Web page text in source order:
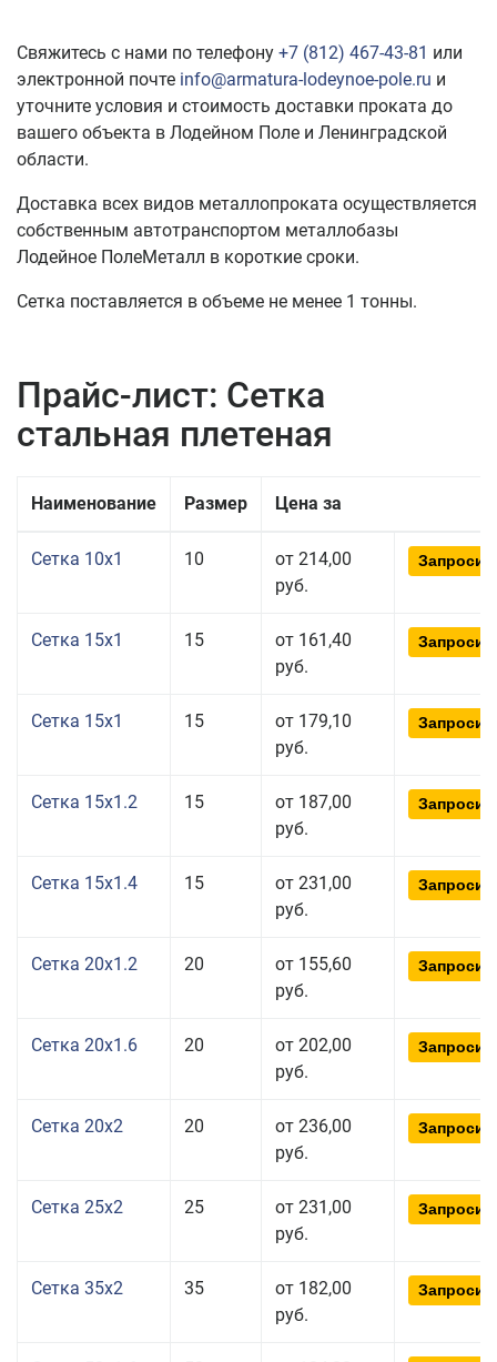
Свяжитесь с нами по телефону +7 (812) 467-43-81 или
электронной почте info@armatura-lodeynoe-pole.ru и
уточните условия и стоимость доставки проката до
вашего объекта в Лодейном Поле и Ленинградской
области.
Доставка всех видов металлопроката осуществляется
собственным автотранспортом металлобазы
Лодейное ПолеМеталл в короткие сроки.
Сетка поставляется в объеме не менее 1 тонны.
Прайс-лист: Сетка
стальная плетеная
Наименование Размер Цена за
Сетка 10x1 10
от 214,00
руб.
Сетка 15x1 15
от 161,40
руб.
Сетка 15x1 15
от 179,10
руб.
Сетка 15x1.2 15
от 187,00
руб.
Сетка 15x1.4 15
от 231,00
руб.
Сетка 20x1.2 20
от 155,60
руб.
Сетка 20x1.6 20
от 202,00
руб.
Сетка 20x2 20
от 236,00
руб.
Сетка 25x2 25
от 231,00
руб.
Сетка 35x2 35
от 182,00
руб.